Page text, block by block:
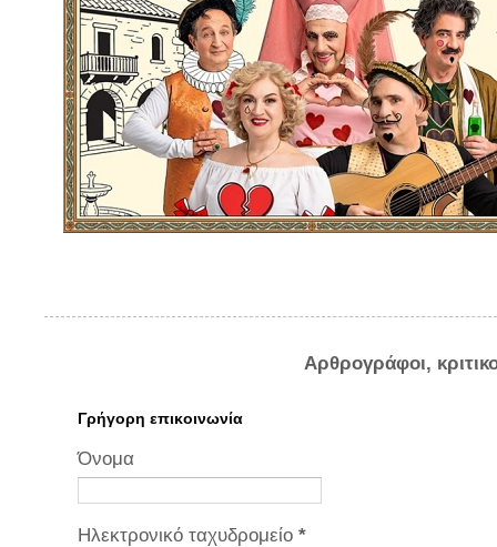
Αρθρογράφοι,
Γρήγορη επικοινωνία
Όνομα
Ηλεκτρονικό ταχυδρομείο *